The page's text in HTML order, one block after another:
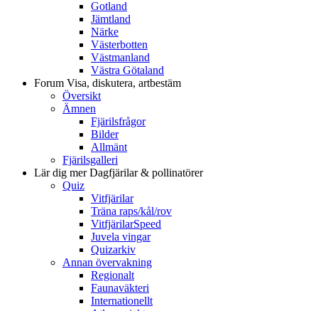
Gotland
Jämtland
Närke
Västerbotten
Västmanland
Västra Götaland
Forum Visa, diskutera, artbestäm
Översikt
Ämnen
Fjärilsfrågor
Bilder
Allmänt
Fjärilsgalleri
Lär dig merDagfjärilar & pollinatörer
Quiz
Vitfjärilar
Träna raps/kål/rov
VitfjärilarSpeed
Juvela vingar
Quizarkiv
Annan övervakning
Regionalt
Faunaväkteri
Internationellt